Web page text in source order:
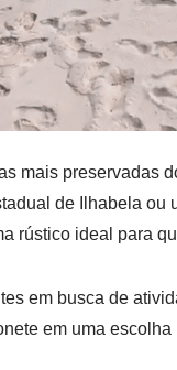
mais preservadas
de Ilhabela ou
rústico ideal para
em busca de
em uma